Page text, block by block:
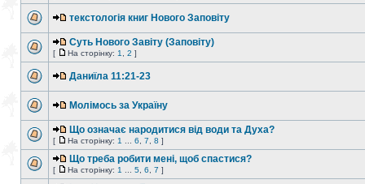
текстологія книг Нового Заповіту
Суть Нового Завіту (Заповіту)
[ На сторінку: 1 2 ]
Даниїла 11:21-23
Молімось за Україну
Що означає народитися від води та Духа?
[ На сторінку: 1 6 7 8 ]
Що треба робити мені, щоб спастися?
[ На сторінку: 1 5 6 7 ]